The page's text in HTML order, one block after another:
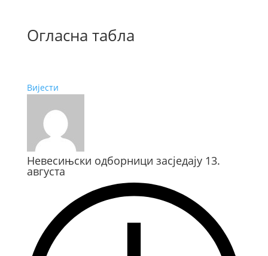
Огласна табла
Вијести
Невесињски одборници засједају 13.
августа